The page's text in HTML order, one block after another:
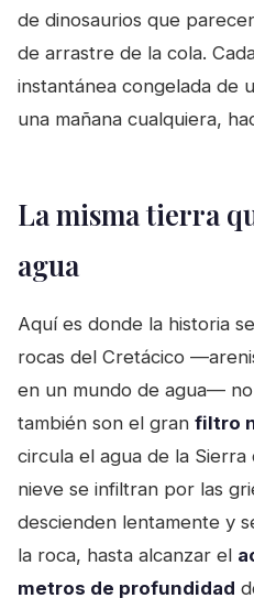
de dinosaurios que
de arrastre de la cola.
instantánea congelada de
una mañana cualquiera,
La misma tierra
agua
Aquí es donde la historia
rocas del Cretácico
en un mundo de agua—
también son el gran filtro
circula el agua de la Sierra
nieve se infiltran por las
descienden lentamente y
la roca, hasta alcanzar el
metros de profundidad